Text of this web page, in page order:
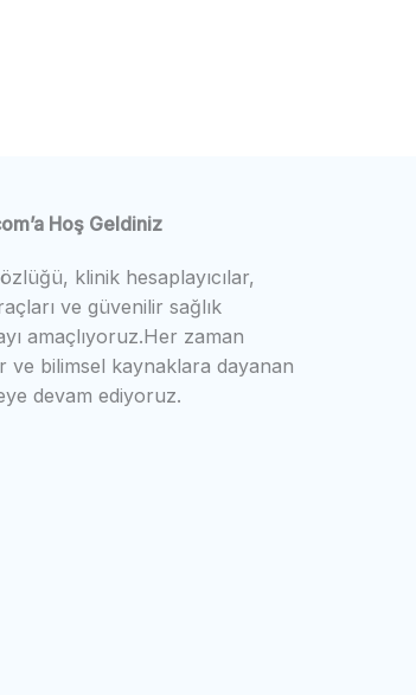
Hoş Geldiniz
klinik hesaplayıcılar,
ve güvenilir sağlık
amaçlıyoruz.Her zaman
ve bilimsel kaynaklara dayanan
devam ediyoruz.